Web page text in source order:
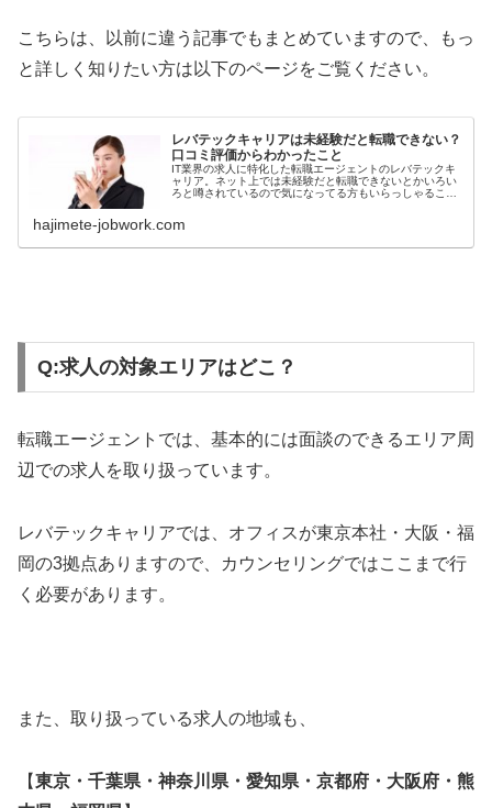
こちらは、以前に違う記事でもまとめていますので、もっ
と詳しく知りたい方は以下のページをご覧ください。
レバテックキャリアは未経験だと転職できない？
口コミ評価からわかったこと
IT業界の求人に特化した転職エージェントのレバテックキ
ャリア。ネット上では未経験だと転職できないとかいろい
ろと噂されているので気になってる方もいらっしゃること
ことについてまとめてみましたので、ぜひ最後までご覧く
hajimete-jobwork.com
Q:求人の対象エリアはどこ？
転職エージェントでは、基本的には面談のできるエリア周
辺での求人を取り扱っています。
レバテックキャリアでは、オフィスが東京本社・大阪・福
岡の3拠点ありますので、カウンセリングではここまで行
く必要があります。
また、取り扱っている求人の地域も、
【東京・千葉県・神奈川県・愛知県・京都府・大阪府・熊